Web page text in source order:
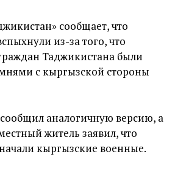
сообщает, что
из-за того, что
Таджикистана были
с кыргызской стороны
сообщил аналогичную версию, а
житель заявил, что
кыргызские военные.